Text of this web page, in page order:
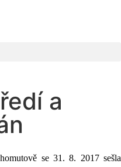
a
se 31. 8. 2017 sešla